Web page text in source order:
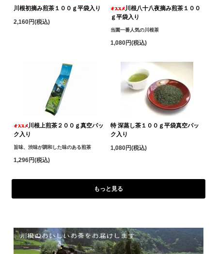
川根初摘み煎茶１００ｇ平袋入り
2,160円(税込)
川根八十八夜摘み煎茶１００
ｇ平袋入り
当園一番人気の川根茶
1,080円(税込)
川根上煎茶２００ｇ真空パッ
ク入り
旨味、渋味が調和した味のある煎茶
1,296円(税込)
特 深蒸し茶１００ｇ平袋真空パッ
ク入り
1,080円(税込)
もっと見る